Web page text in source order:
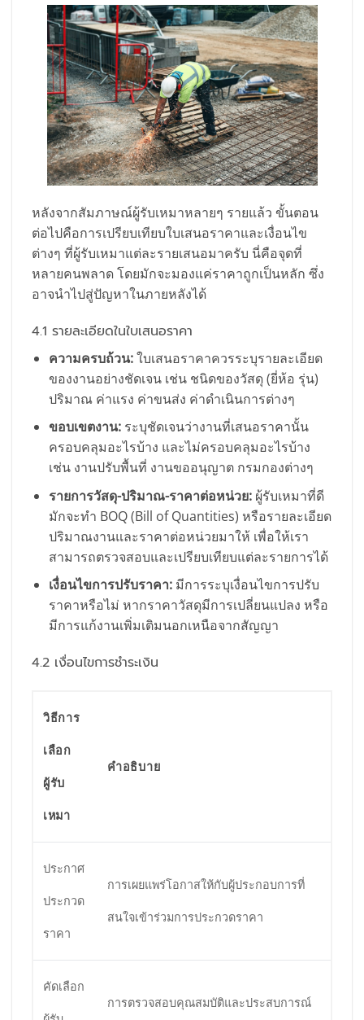
หลังจากสัมภาษณ์ผู้รับเหมาหลายๆ รายแล้ว ขั้นตอน
ต่อไปคือการเปรียบเทียบใบเสนอราคาและเงื่อนไข
ต่างๆ ที่ผู้รับเหมาแต่ละรายเสนอมาครับ นี่คือจุดที่
หลายคนพลาด โดยมักจะมองแค่ราคาถูกเป็นหลัก ซึ่ง
อาจนำไปสู่ปัญหาในภายหลังได้
4.1 รายละเอียดในใบเสนอราคา
ความครบถ้วน:ใบเสนอราคาควรระบุรายละเอียด
ของงานอย่างชัดเจน เช่น ชนิดของวัสดุ (ยี่ห้อ รุ่น)
ปริมาณ ค่าแรง ค่าขนส่ง ค่าดำเนินการต่างๆ
ขอบเขตงาน:ระบุชัดเจนว่างานที่เสนอราคานั้น
ครอบคลุมอะไรบ้าง และไม่ครอบคลุมอะไรบ้าง
เช่น งานปรับพื้นที่ งานขออนุญาต กรมกองต่างๆ
รายการวัสดุ-ปริมาณ-ราคาต่อหน่วย:ผู้รับเหมาที่ดี
มักจะทำ BOQ (Bill of Quantities) หรือรายละเอียด
ปริมาณงานและราคาต่อหน่วยมาให้ เพื่อให้เรา
สามารถตรวจสอบและเปรียบเทียบแต่ละรายการได้
เงื่อนไขการปรับราคา:มีการระบุเงื่อนไขการปรับ
ราคาหรือไม่ หากราคาวัสดุมีการเปลี่ยนแปลง หรือ
มีการแก้งานเพิ่มเติมนอกเหนือจากสัญญา
4.2 เงื่อนไขการชำระเงิน
วิธีการ
เลือก
ผู้รับ
เหมา
คำอธิบาย
ประกาศ
ประกวด
ราคา
การเผยแพร่โอกาสให้กับผู้ประกอบการที่
สนใจเข้าร่วมการประกวดราคา
คัดเลือก
การตรวจสอบคุณสมบัติและประสบการณ์